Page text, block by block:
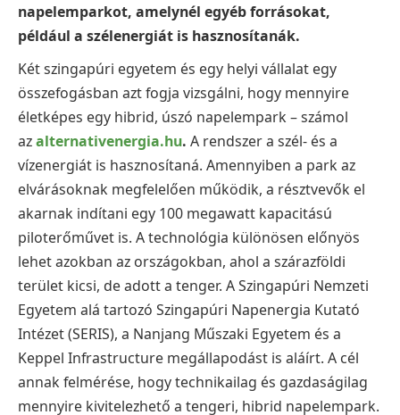
napelemparkot, amelynél egyéb forrásokat,
például a szélenergiát is hasznosítanák.
Két szingapúri egyetem és egy helyi vállalat egy
összefogásban azt fogja vizsgálni, hogy mennyire
életképes egy hibrid, úszó napelempark – számol
azalternativenergia.hu. A rendszer a szél- és a
vízenergiát is hasznosítaná. Amennyiben a park az
elvárásoknak megfelelően működik, a résztvevők el
akarnak indítani egy 100 megawatt kapacitású
piloterőművet is. A technológia különösen előnyös
lehet azokban az országokban, ahol a szárazföldi
terület kicsi, de adott a tenger. A Szingapúri Nemzeti
Egyetem alá tartozó Szingapúri Napenergia Kutató
Intézet (SERIS), a Nanjang Műszaki Egyetem és a
Keppel Infrastructure megállapodást is aláírt. A cél
annak felmérése, hogy technikailag és gazdaságilag
mennyire kivitelezhető a tengeri, hibrid napelempark.